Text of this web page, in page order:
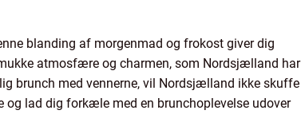
blanding af morgenmad og frokost giver dig
atmosfære og charmen, som Nordsjælland har
brunch med vennerne, vil Nordsjælland ikke skuffe
og lad dig forkæle med en brunchoplevelse udover